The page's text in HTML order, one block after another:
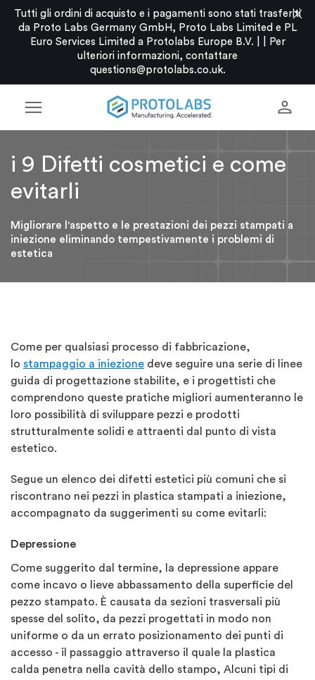
Tutti gli ordini di acquisto e i pagamenti sono stati trasferiti
da Proto Labs Germany GmbH, Proto Labs Limited e PL
Euro Services Limited a Protolabs Europe B.V. |
Per
ulteriori informazioni, contattare
questions@protolabs.co.uk.
close
menu person
i 9 Difetti cosmetici e come
evitarli
Migliorare l'aspetto e le prestazioni dei pezzi stampati a
iniezione eliminando tempestivamente i problemi di
estetica
Come per qualsiasi processo di fabbricazione,
lo stampaggio a iniezione deve seguire una serie di linee
guida di progettazione stabilite, e i progettisti che
comprendono queste pratiche migliori aumenteranno le
loro possibilità di sviluppare pezzi e prodotti
strutturalmente solidi e attraenti dal punto di vista
estetico.
Segue un elenco dei difetti estetici più comuni che si
riscontrano nei pezzi in plastica stampati a iniezione,
accompagnato da suggerimenti su come evitarli:
Depressione
Come suggerito dal termine, la depressione appare
come incavo o lieve abbassamento della superficie del
pezzo stampato. È causata da sezioni trasversali più
spesse del solito, da pezzi progettati in modo non
uniforme o da un errato posizionamento dei punti di
accesso - il passaggio attraverso il quale la plastica
calda penetra nella cavità dello stampo, Alcuni tipi di